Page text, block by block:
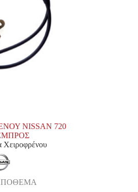
NISSAN 720
ΕΜΠΡΟΣ
Χειροφρένου